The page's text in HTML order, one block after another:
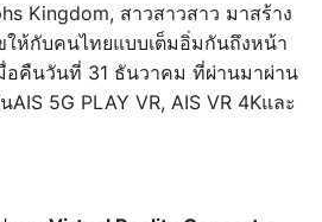
Kingdom, สาวสาวสาว มาสร้าง
ห้กับคนไทยแบบเต็มอิ่มกันถึงหน้า
อคืนวันที่ 31 ธันวาคม ที่ผ่านมาผ่าน
5G PLAY VR, AIS VR 4Kและ